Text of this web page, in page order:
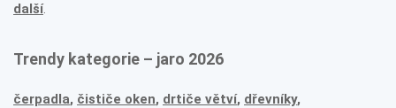
další.
Trendy kategorie – jaro 2026
čerpadla, čističe oken, drtiče větví, dřevníky,